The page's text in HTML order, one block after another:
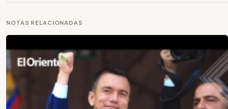
NOTAS RELACIONADAS